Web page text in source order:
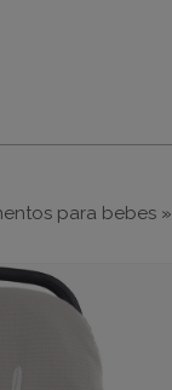
para bebes»